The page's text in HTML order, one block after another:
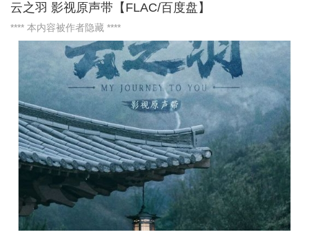
云之羽 影视原声带【FLAC/百度盘】
**** 本内容被作者隐藏 ****